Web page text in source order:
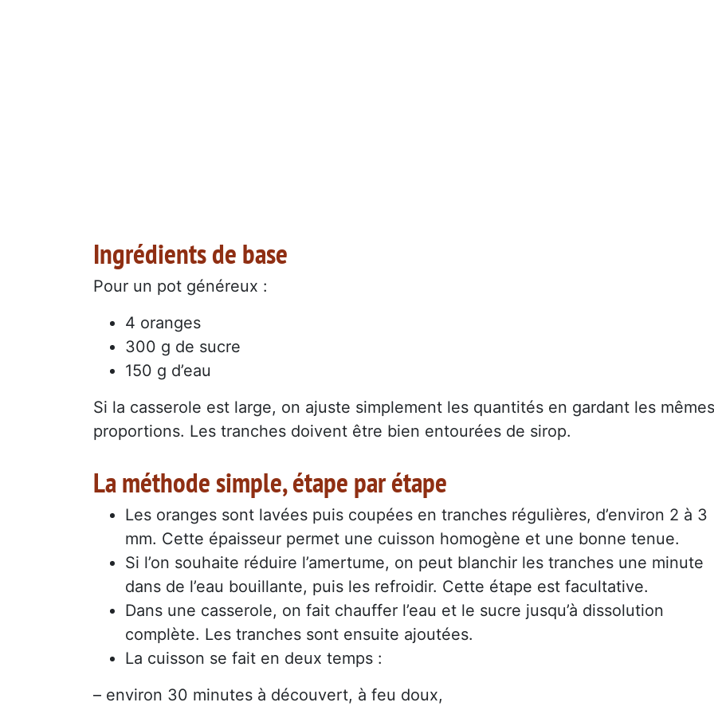
Ingrédients de base
Pour un pot généreux :
4 oranges
300 g de sucre
150 g d’eau
Si la casserole est large, on ajuste simplement les quantités en gardant les mêmes
proportions. Les tranches doivent être bien entourées de sirop.
La méthode simple, étape par étape
Les oranges sont lavées puis coupées en tranches régulières, d’environ 2 à 3
mm. Cette épaisseur permet une cuisson homogène et une bonne tenue.
Si l’on souhaite réduire l’amertume, on peut blanchir les tranches une minute
dans de l’eau bouillante, puis les refroidir. Cette étape est facultative.
Dans une casserole, on fait chauffer l’eau et le sucre jusqu’à dissolution
complète. Les tranches sont ensuite ajoutées.
La cuisson se fait en deux temps :
– environ 30 minutes à découvert, à feu doux,